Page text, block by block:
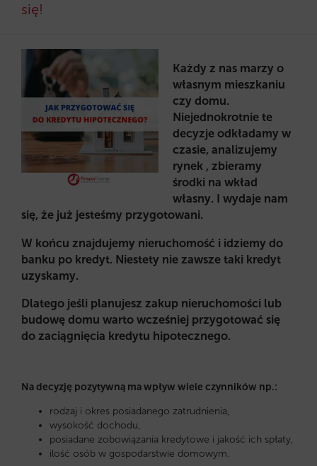
się!
Każdy z nas marzy o
własnym mieszkaniu
czy domu.
Niejednokrotnie te
decyzje odkładamy w
czasie, analizujemy
rynek , zbieramy
środki na wkład
własny. I wydaje nam
się, że już jesteśmy przygotowani.
W końcu znajdujemy nieruchomość i idziemy do
banku po kredyt. Niestety nie zawsze taki kredyt
uzyskamy.
Dlatego jeśli planujesz zakup nieruchomości lub
budowę domu warto wcześniej przygotować się
do zaciągnięcia kredytu hipotecznego.
Na decyzję pozytywną ma wpływ wiele czynników np.:
rodzaj i okres posiadanego zatrudnienia,
wysokość dochodu,
posiadane zobowiązania kredytowe i jakość ich spłaty,
ilość osób w gospodarstwie domowym.